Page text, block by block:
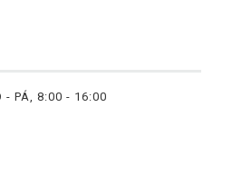
- PÁ, 8:00 - 16:00